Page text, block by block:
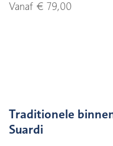
Vanaf € 79,00
Traditionele
Suardi